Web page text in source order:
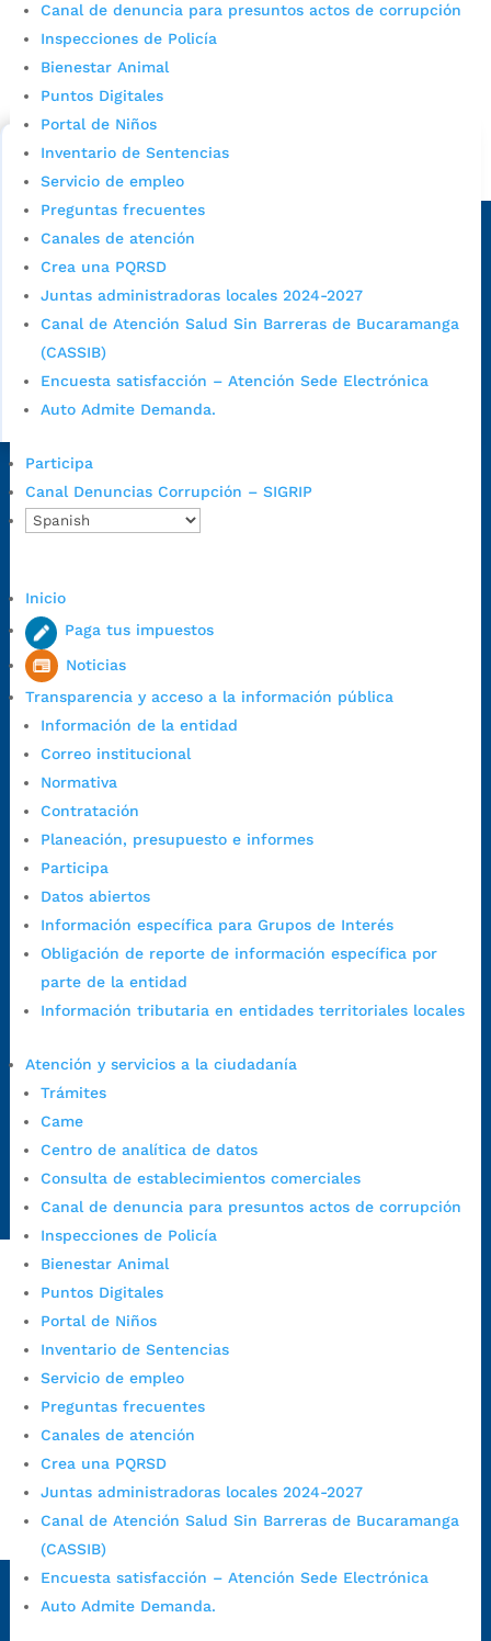
Canal de denuncia para presuntos actos de corrupción
Inspecciones de Policía
Bienestar Animal
Puntos Digitales
Portal de Niños
Inventario de Sentencias
Servicio de empleo
Preguntas frecuentes
Canales de atención
Crea una PQRSD
Juntas administradoras locales 2024-2027
Canal de Atención Salud Sin Barreras de Bucaramanga
(CASSIB)
Encuesta satisfacción – Atención Sede Electrónica
Auto Admite Demanda.
Participa
Canal Denuncias Corrupción – SIGRIP
Inicio
Paga tus impuestos
Noticias
Transparencia y acceso a la información pública
Información de la entidad
Correo institucional
Normativa
Contratación
Planeación, presupuesto e informes
Participa
Datos abiertos
Información específica para Grupos de Interés
Obligación de reporte de información específica por
parte de la entidad
Información tributaria en entidades territoriales locales
Atención y servicios a la ciudadanía
Trámites
Came
Centro de analítica de datos
Consulta de establecimientos comerciales
Canal de denuncia para presuntos actos de corrupción
Inspecciones de Policía
Bienestar Animal
Puntos Digitales
Portal de Niños
Inventario de Sentencias
Servicio de empleo
Preguntas frecuentes
Canales de atención
Crea una PQRSD
Juntas administradoras locales 2024-2027
Canal de Atención Salud Sin Barreras de Bucaramanga
(CASSIB)
Encuesta satisfacción – Atención Sede Electrónica
Auto Admite Demanda.
Cupos Escolares Bucaramanga 2022
Consulta aqui los pasos para inscribirse y solicitar un
cupo escolar en los colegios oficiales de
Bucaramanga.
Alcaldía de Bucaramanga
Sede principal
Dirección Fase I:
Calle 35 # 10-43, Bucaramanga, Santander,
Colombia.
Código Postal:
Horario de Atención:Lunes a jueves de 7:00 a.m. a 12:00 m y de
1:00 p.m. a 5:30 p.m. / viernes jornada continua en el horario de
7:00 a.m. a 5:00 p.m., con 30 minutos de descanso al medio día.
judiciales:
notificaciones@bucaramanga.gov.co
Canal de denuncia para presuntos actos de corrupción:
Emergencia:
https://emergencia.bucaramanga.gov.co/
Radique aquí su queja disciplinaria:
https://www.bucaramanga.gov.co/gobierno-ciudadanos-
1/secretarias/oficina-de-control-interno-disciplinario/
@AlcaldíaBGA
Alcaldía de Bucaramanga
Autorización de Tratamiento de Datos Personales|Política
de Tratamiento de Datos Personales